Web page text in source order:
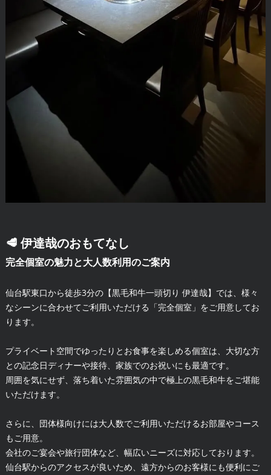
🥩 伊達哉のおもてなし
完全個室の魅力と大人数利用のご案内
仙台駅東口から徒歩3分の【黒毛和牛一頭切り 伊達哉】では、様々
なシーンに合わせてご利用いただける「完全個室」をご用意してお
ります。
プライベート空間でゆったりとお食事を楽しめる個室は、大切な方
との記念日ディナーや接待、家族でのお祝いにも最適です。
周囲を気にせず、落ち着いた雰囲気の中で極上の黒毛和牛をご堪能
いただけます。
さらに、団体様向けには大人数でご利用いただけるお部屋やコース
もご用意。
会社のご宴会や旅行団体など、幅広いニーズに対応しております。
仙台駅からのアクセスが良いため、遠方からのお客様にも便利にご